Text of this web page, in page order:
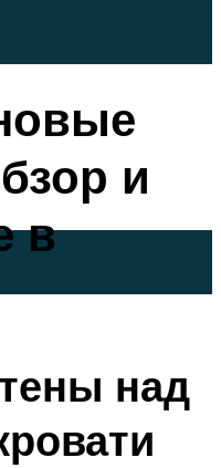
и
в
над